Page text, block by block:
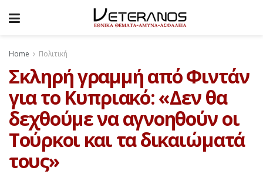
Home Πολιτική
Σκληρή γραμμή από Φιντάν
για το Κυπριακό: «Δεν θα
δεχθούμε να αγνοηθούν οι
Τούρκοι και τα δικαιώματά
τους»